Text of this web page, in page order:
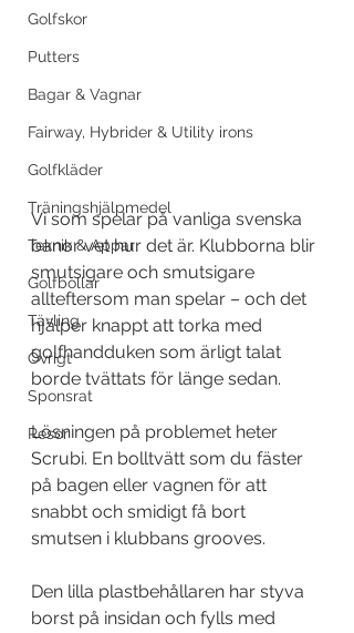
Golfskor
Putters
Bagar & Vagnar
Fairway, Hybrider & Utility irons
Golfkläder
Träningshjälpmedel
Teknik & Appar
Golfbollar
Tävling
Övrigt
Sponsrat
Resor
Vi som spelar på vanliga svenska
banor vet hur det är. Klubborna blir
smutsigare och smutsigare
allteftersom man spelar – och det
hjälper knappt att torka med
golfhandduken som ärligt talat
borde tvättats för länge sedan.
Lösningen på problemet heter
Scrubi. En bolltvätt som du fäster
på bagen eller vagnen för att
snabbt och smidigt få bort
smutsen i klubbans grooves.
Den lilla plastbehållaren har styva
borst på insidan och fylls med